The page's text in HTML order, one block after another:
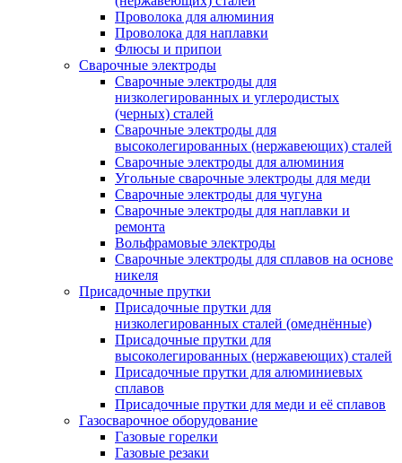
Проволока для алюминия
Проволока для наплавки
Флюсы и припои
Сварочные электроды
Сварочные электроды для
низколегированных и углеродистых
(черных) сталей
Сварочные электроды для
высоколегированных (нержавеющих) сталей
Сварочные электроды для алюминия
Угольные сварочные электроды для меди
Сварочные электроды для чугуна
Сварочные электроды для наплавки и
ремонта
Вольфрамовые электроды
Сварочные электроды для сплавов на основе
никеля
Присадочные прутки
Присадочные прутки для
низколегированных сталей (омеднённые)
Присадочные прутки для
высоколегированных (нержавеющих) сталей
Присадочные прутки для алюминиевых
сплавов
Присадочные прутки для меди и её сплавов
Газосварочное оборудование
Газовые горелки
Газовые резаки